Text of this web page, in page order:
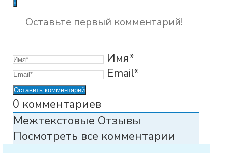
Имя*
Email*
0 комментариев
Межтекстовые Отзывы
Посмотреть все комментарии